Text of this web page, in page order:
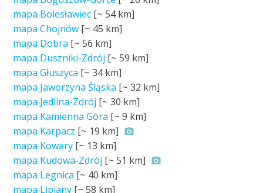
mapa Bolesławiec [~54 km]
mapa Chojnów [~ 45 km]
mapa Dobra [~56 km]
mapa Duszniki-Zdrój [~59 km]
mapa Głuszyca [~34 km]
mapa Jaworzyna Śląska [~32 km]
mapa Jedlina-Zdrój [~30 km]
mapa Kamienna Góra [~9 km]
mapa Karpacz [~ 19 km]
mapa Kowary [~ 13 km]
mapa Kudowa-Zdrój [~51 km]
mapa Legnica [~ 40 km]
mapa Lipiany [~58 km]